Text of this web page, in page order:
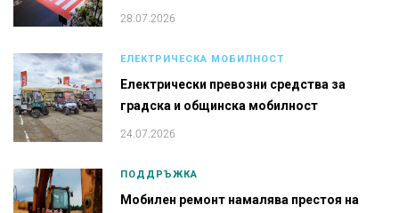
28.07.2026
ЕЛЕКТРИЧЕСКА МОБИЛНОСТ
Електрически превозни средства за
градска и общинска мобилност
24.07.2026
ПОДДРЪЖКА
Мобилен ремонт намалява престоя на